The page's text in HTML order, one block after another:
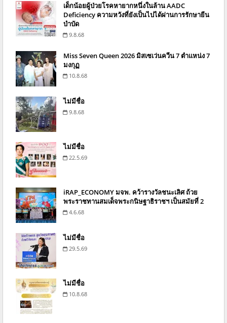
เด็กน้อยผู้ป่วยโรคหายากหนึ่งในล้าน AADC
Deficiency ความหวังที่ยังเป็นไปได้ผ่านการรักษายีน
บำบัด
9.8.68
Miss Seven Queen 2026 มิสเซเว่นควีน 7 ตำแหน่ง 7
มงกุฏ
10.8.68
ไม่มีชื่อ
9.8.68
ไม่มีชื่อ
22.5.69
iRAP_ECONOMY มจพ. คว้ารางวัลชนะเลิศ ถ้วย
พระราชทานสมเด็จพระกนิษฐาธิราชฯ เป็นสมัยที่ 2
4.6.68
ไม่มีชื่อ
29.5.69
ไม่มีชื่อ
10.8.68